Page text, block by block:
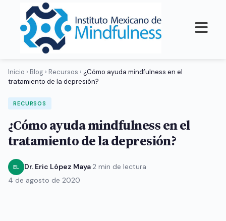
Inicio › Blog › Recursos › ¿Cómo ayuda mindfulness en el
tratamiento de la depresión?
RECURSOS
¿Cómo ayuda mindfulness en el
tratamiento de la depresión?
EL Dr. Eric López Maya2 min de lectura
4 de agosto de 2020